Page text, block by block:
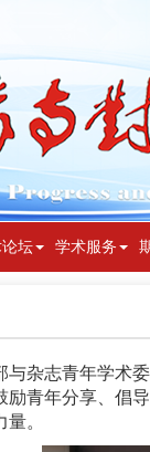
坛 学术服务
与杂志青年学术
青年分享、倡
。